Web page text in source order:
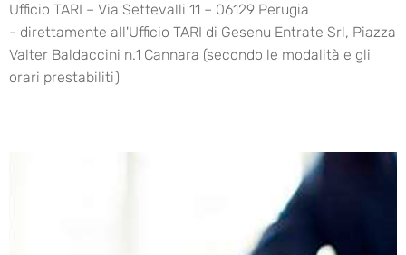
Ufficio TARI – Via Settevalli 11 – 06129 Perugia
- direttamente all'Ufficio TARI di Gesenu Entrate Srl, Piazza
Valter Baldaccini n.1 Cannara (secondo le modalità e gli
orari prestabiliti)